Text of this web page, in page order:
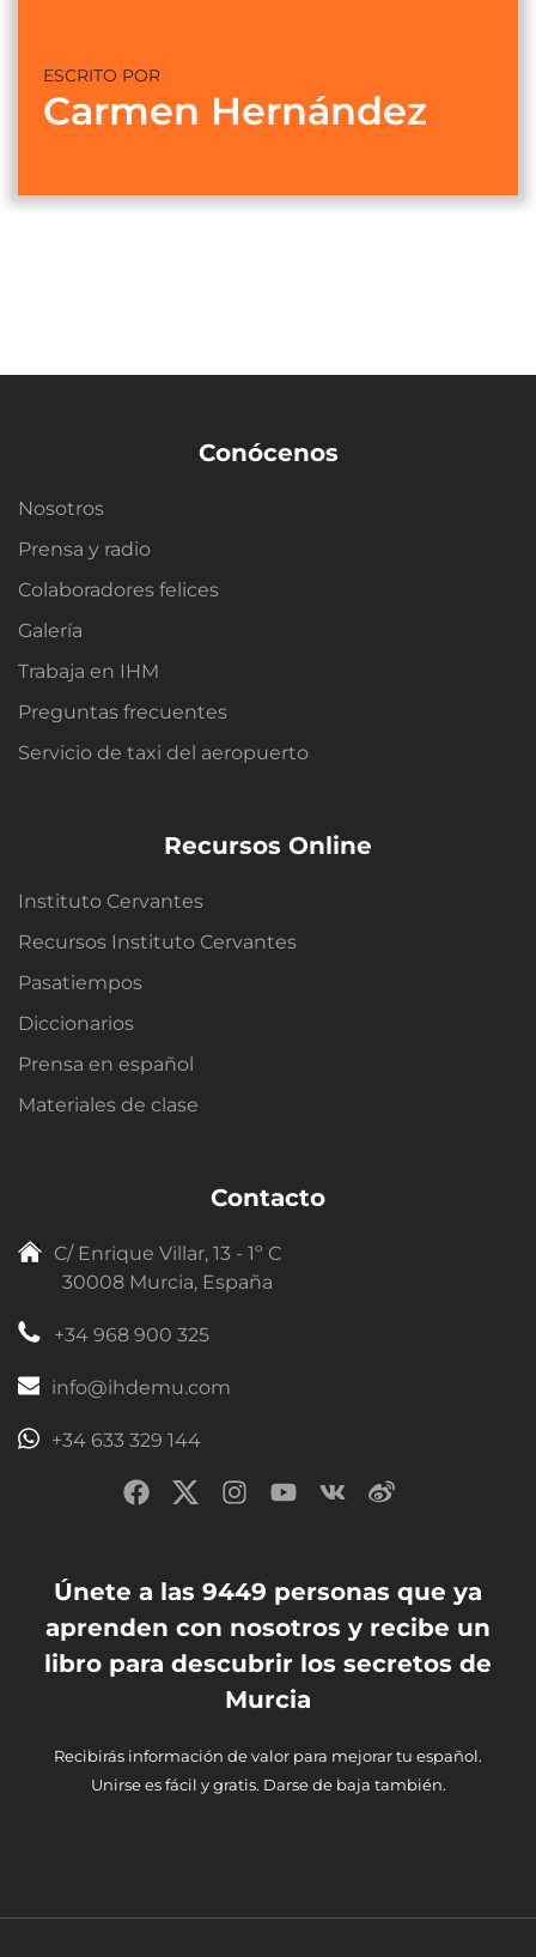
ESCRITO POR
Carmen Hernández
Conócenos
Nosotros
Prensa y radio
Colaboradores felices
Galería
Trabaja en IHM
Preguntas frecuentes
Servicio de taxi del aeropuerto
Recursos Online
Instituto Cervantes
Recursos Instituto Cervantes
Pasatiempos
Diccionarios
Prensa en español
Materiales de clase
Contacto
C/ Enrique Villar, 13 - 1º C
30008 Murcia, España
+34 968 900 325
info@ihdemu.com
+34 633 329 144
Únete a las 9449 personas que ya
aprenden con nosotros y recibe un
libro para descubrir los secretos de
Murcia
Recibirás información de valor para mejorar tu español.
Unirse es fácil y gratis. Darse de baja también.